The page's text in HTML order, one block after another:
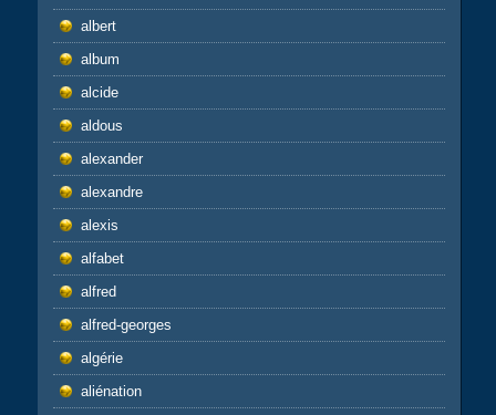
albert
album
alcide
aldous
alexander
alexandre
alexis
alfabet
alfred
alfred-georges
algérie
aliénation